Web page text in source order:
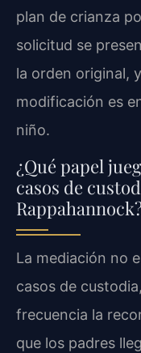
plan de crianza
solicitud se
la orden original,
modificación es
niño.
¿Qué papel
casos de
La mediación no
casos de
frecuencia la
que los padres